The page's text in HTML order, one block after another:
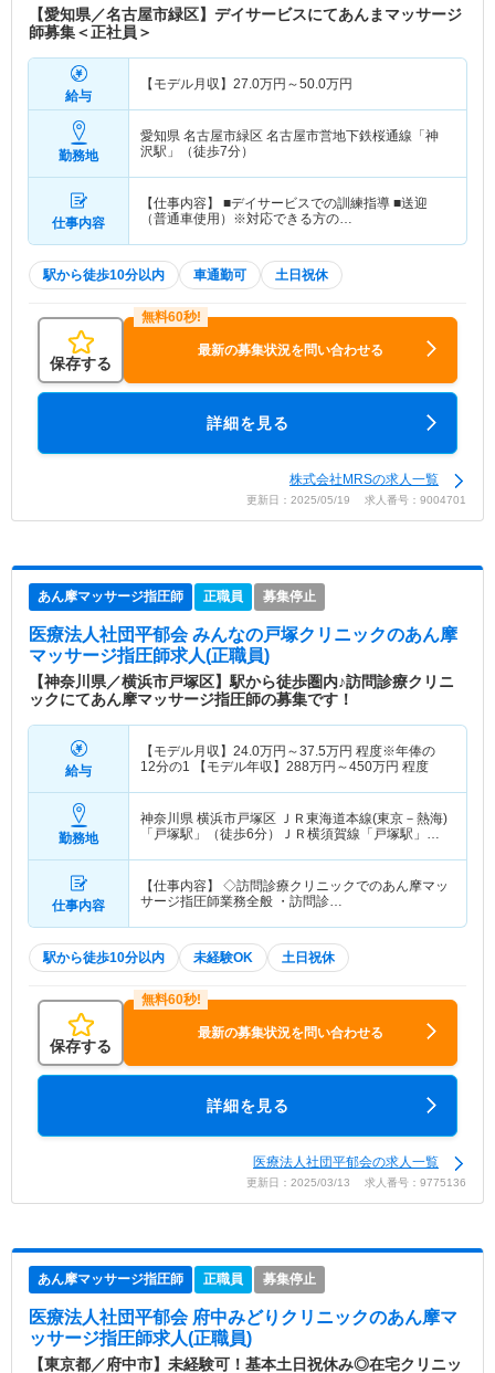
【愛知県／名古屋市緑区】デイサービスにてあんまマッサージ
師募集＜正社員＞
給与
【モデル月収】 27.0万円～50.0万円
勤務地
愛知県 名古屋市緑区 名古屋市営地下鉄桜通線「神
沢駅」（徒歩7分）
仕事内容
【仕事内容】 ■デイサービスでの訓練指導 ■送迎
（普通車使用）※対応できる方の…
駅から徒歩10分以内 車通勤可 土日祝休
保存する
最新の募集状況を問い合わせる
詳細を見る
株式会社MRSの求人一覧
更新日：2025/05/19 求人番号：9004701
あん摩マッサージ指圧師 正職員 募集停止
医療法人社団平郁会 みんなの戸塚クリニックのあん摩
マッサージ指圧師求人(正職員)
【神奈川県／横浜市戸塚区】駅から徒歩圏内♪訪問診療クリニ
ックにてあん摩マッサージ指圧師の募集です！
給与
【モデル月収】 24.0万円～37.5万円 程度※年俸の
12分の1 【モデル年収】 288万円～450万円 程度
勤務地
神奈川県 横浜市戸塚区 ＪＲ東海道本線(東京－熱海)
「戸塚駅」（徒歩6分）ＪＲ横須賀線「戸塚駅」
仕事内容
【仕事内容】 ◇訪問診療クリニックでのあん摩マッ
サージ指圧師業務全般 ・訪問診…
駅から徒歩10分以内 未経験OK 土日祝休
保存する
最新の募集状況を問い合わせる
詳細を見る
医療法人社団平郁会の求人一覧
更新日：2025/03/13 求人番号：9775136
あん摩マッサージ指圧師 正職員 募集停止
医療法人社団平郁会 府中みどりクリニックのあん摩マ
ッサージ指圧師求人(正職員)
【東京都／府中市】未経験可！基本土日祝休み◎在宅クリニッ